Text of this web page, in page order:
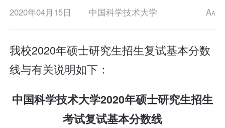
2020年04月15日 中国科学技术大学 AA
我校2020年硕士研究生招生复试基本分数
线与有关说明如下：
中国科学技术大学2020年硕士研究生招生
考试复试基本分数线